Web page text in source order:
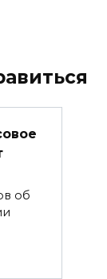
об